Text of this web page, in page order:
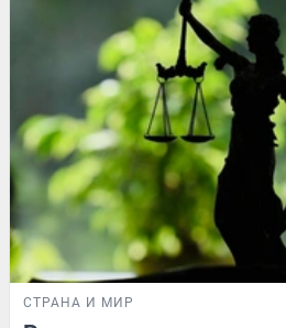
СТРАНА И МИР